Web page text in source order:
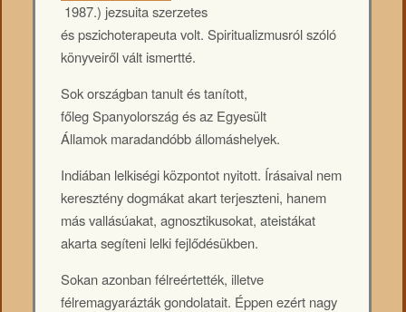
1987.) jezsuita szerzetes
és pszichoterapeuta volt. Spiritualizmusról szóló
könyveiről vált ismertté.
Sok országban tanult és tanított,
főleg Spanyolország és az Egyesült
Államok maradandóbb állomáshelyek.
Indiában lelkiségi központot nyitott. Írásaival nem
keresztény dogmákat akart terjeszteni, hanem
más vallásúakat, agnosztikusokat, ateistákat
akarta segíteni lelki fejlődésükben.
Sokan azonban félreértették, illetve
félremagyarázták gondolatait. Éppen ezért nagy